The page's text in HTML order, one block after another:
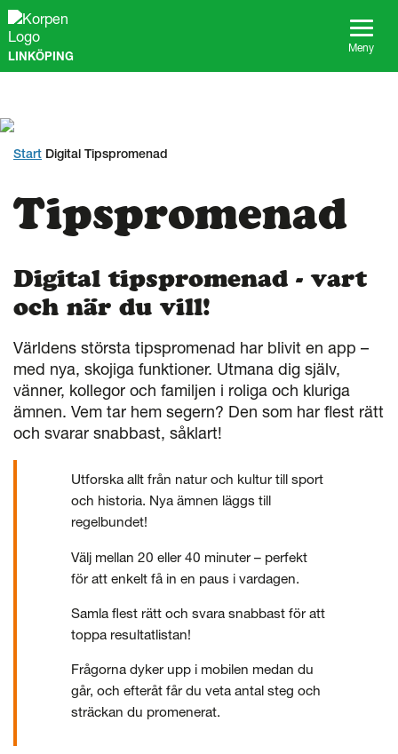
G
s
i
LINKÖPING
Meny
Start Digital Tipspromenad
Tipspromenad
Digital tipspromenad - vart
och när du vill!
Världens största tipspromenad har blivit en app –
med nya, skojiga funktioner. Utmana dig själv,
vänner, kollegor och familjen i roliga och kluriga
ämnen. Vem tar hem segern? Den som har flest rätt
och svarar snabbast, såklart!
Utforska allt från natur och kultur till sport
och historia. Nya ämnen läggs till
regelbundet!
Välj mellan 20 eller 40 minuter – perfekt
för att enkelt få in en paus i vardagen.
Samla flest rätt och svara snabbast för att
toppa resultatlistan!
Frågorna dyker upp i mobilen medan du
går, och efteråt får du veta antal steg och
sträckan du promenerat.